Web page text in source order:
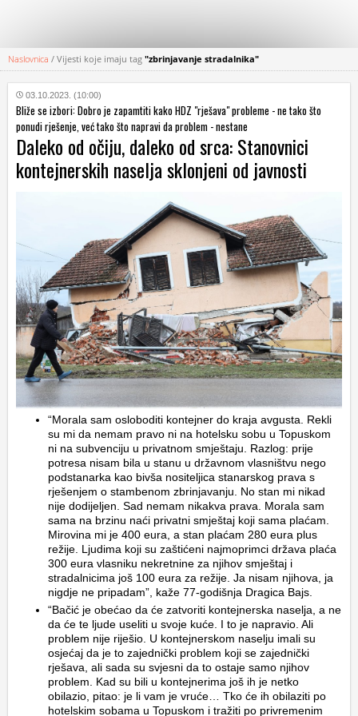
KATEGORIJE
HRVATSKI
WEB
Naslovnica / Vijesti koje imaju tag "zbrinjavanje stradalnika"
03.10.2023. (10:00)
Bliže se izbori: Dobro je zapamtiti kako HDZ "rješava" probleme - ne tako što
ponudi rješenje, već tako što napravi da problem - nestane
Daleko od očiju, daleko od srca: Stanovnici
kontejnerskih naselja sklonjeni od javnosti
“Morala sam osloboditi kontejner do kraja avgusta. Rekli
su mi da nemam pravo ni na hotelsku sobu u Topuskom
ni na subvenciju u privatnom smještaju. Razlog: prije
potresa nisam bila u stanu u državnom vlasništvu nego
podstanarka kao bivša nositeljica stanarskog prava s
rješenjem o stambenom zbrinjavanju. No stan mi nikad
nije dodijeljen. Sad nemam nikakva prava. Morala sam
sama na brzinu naći privatni smještaj koji sama plaćam.
Mirovina mi je 400 eura, a stan plaćam 280 eura plus
režije. Ljudima koji su zaštićeni najmoprimci država plaća
300 eura vlasniku nekretnine za njihov smještaj i
stradalnicima još 100 eura za režije. Ja nisam njihova, ja
nigdje ne pripadam”, kaže 77-godišnja Dragica Bajs.
“Bačić je obećao da će zatvoriti kontejnerska naselja, a ne
da će te ljude useliti u svoje kuće. I to je napravio. Ali
problem nije riješio. U kontejnerskom naselju imali su
osjećaj da je to zajednički problem koji se zajednički
rješava, ali sada su svjesni da to ostaje samo njihov
problem. Kad su bili u kontejnerima još ih je netko
obilazio, pitao: je li vam je vruće… Tko će ih obilaziti po
hotelskim sobama u Topuskom i tražiti po privremenim